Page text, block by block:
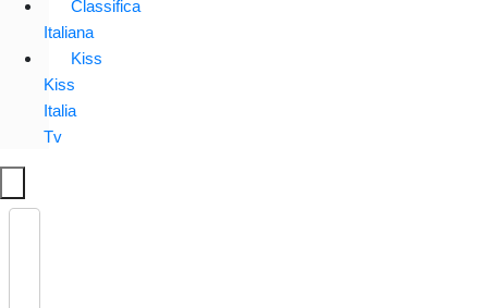
Classifica
Italiana
Kiss
Kiss
Italia
Tv